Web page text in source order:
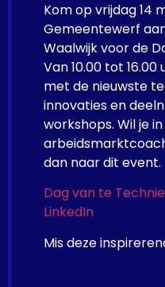
Kom op vrijdag 14
Gemeentewerf
Waalwijk voor de
Van 10.00 tot
met de nieuwste
innovaties en
workshops. Wil je
dan naar dit event.
Dag van te
LinkedIn
Mis deze